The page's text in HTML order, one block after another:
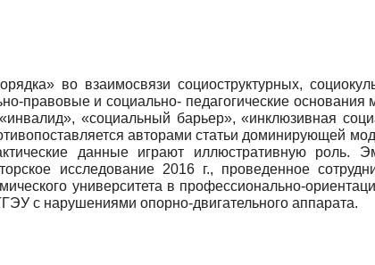
во взаимосвязи социоструктурных,
правовые и социально- педагогические
«социальный барьер», «инклюзивная
авторами статьи доминирующей
данные играют иллюстративную роль.
исследование 2016 г., проведенное
университета в профессионально-
с нарушениями опорно-двигательного аппарата.